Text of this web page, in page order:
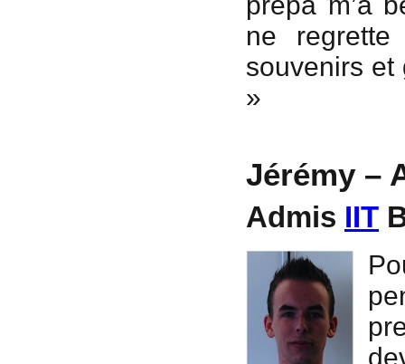
ne
souvenirs et
»
Jérémy –
Admis IIT